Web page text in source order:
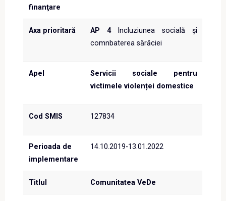
finanţare
Axa prioritară AP 4
Incluziunea socială și
comnbaterea sărăciei
Apel
Servicii sociale pentru
victimele violenței domestice
Cod SMIS 127834
Perioada de
implementare
14.10.2019-13.01.2022
Titlul Comunitatea VeDe